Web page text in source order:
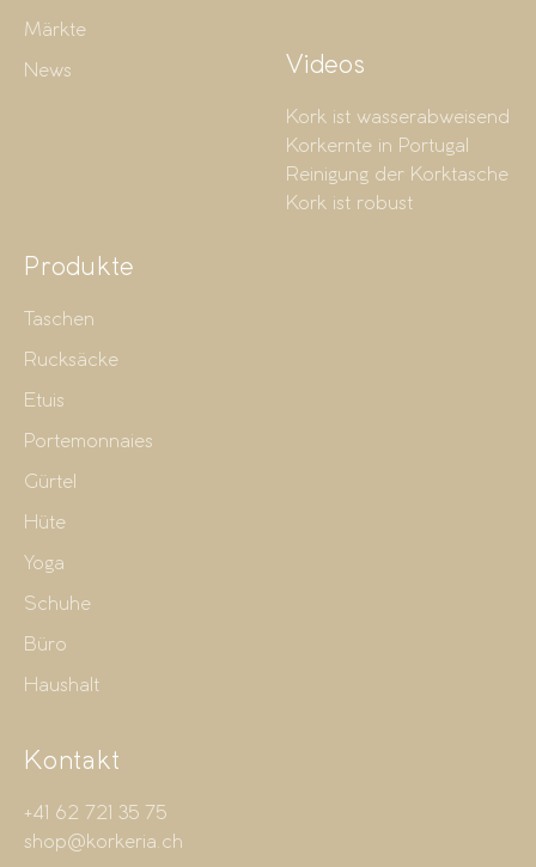
Märkte
News Videos
Kork ist wasserabweisend
Korkernte in Portugal
Reinigung der Korktasche
Kork ist robust
Produkte
Taschen
Rucksäcke
Etuis
Portemonnaies
Gürtel
Hüte
Yoga
Schuhe
Büro
Haushalt
Kontakt
+41 62 721 35 75
shop@korkeria.ch